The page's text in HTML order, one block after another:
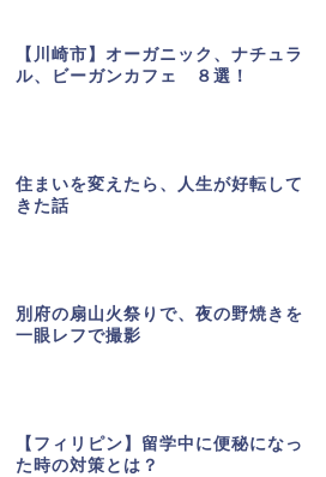
【川崎市】オーガニック、ナチュラ
ル、ビーガンカフェ ８選！
住まいを変えたら、人生が好転して
きた話
別府の扇山火祭りで、夜の野焼きを
一眼レフで撮影
【フィリピン】留学中に便秘になっ
た時の対策とは？